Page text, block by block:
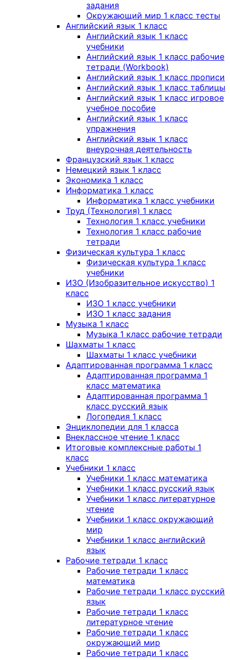
задания
Окружающий мир 1 класс тесты
Английский язык 1 класс
Английский язык 1 класс
учебники
Английский язык 1 класс рабочие
тетради (Workbook)
Английский язык 1 класс прописи
Английский язык 1 класс таблицы
Английский язык 1 класс игровое
учебное пособие
Английский язык 1 класс
упражнения
Английский язык 1 класс
внеурочная деятельность
Французский язык 1 класс
Немецкий язык 1 класс
Экономика 1 класс
Информатика 1 класс
Информатика 1 класс учебники
Труд (Технология) 1 класс
Технология 1 класс учебники
Технология 1 класс рабочие
тетради
Физическая культура 1 класс
Физическая культура 1 класс
учебники
ИЗО (Изобразительное искусство) 1
класс
ИЗО 1 класс учебники
ИЗО 1 класс задания
Музыка 1 класс
Музыка 1 класс рабочие тетради
Шахматы 1 класс
Шахматы 1 класс учебники
Адаптированная программа 1 класс
Адаптированная программа 1
класс математика
Адаптированная программа 1
класс русский язык
Логопедия 1 класс
Энциклопедии для 1 класса
Внеклассное чтение 1 класс
Итоговые комплексные работы 1
класс
Учебники 1 класс
Учебники 1 класс математика
Учебники 1 класс русский язык
Учебники 1 класс литературное
чтение
Учебники 1 класс окружающий
мир
Учебники 1 класс английский
язык
Рабочие тетради 1 класс
Рабочие тетради 1 класс
математика
Рабочие тетради 1 класс русский
язык
Рабочие тетради 1 класс
литературное чтение
Рабочие тетради 1 класс
окружающий мир
Рабочие тетради 1 класс